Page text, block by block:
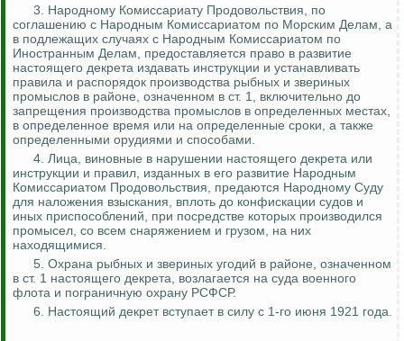
3. Народному Комиссариату Продовольствия, по
соглашению с Народным Комиссариатом по Морским Делам, а
в подлежащих случаях с Народным Комиссариатом по
Иностранным Делам, предоставляется право в развитие
настоящего декрета издавать инструкции и устанавливать
правила и распорядок производства рыбных и звериных
промыслов в районе, означенном в ст. 1, включительно до
запрещения производства промыслов в определенных местах,
в определенное время или на определенные сроки, а также
определенными орудиями и способами.
4. Лица, виновные в нарушении настоящего декрета или
инструкции и правил, изданных в его развитие Народным
Комиссариатом Продовольствия, предаются Народному Суду
для наложения взыскания, вплоть до конфискации судов и
иных приспособлений, при посредстве которых производился
промысел, со всем снаряжением и грузом, на них
находящимися.
5. Охрана рыбных и звериных угодий в районе, означенном
в ст. 1 настоящего декрета, возлагается на суда военного
флота и пограничную охрану РСФСР.
6. Настоящий декрет вступает в силу с 1-го июня 1921 года.